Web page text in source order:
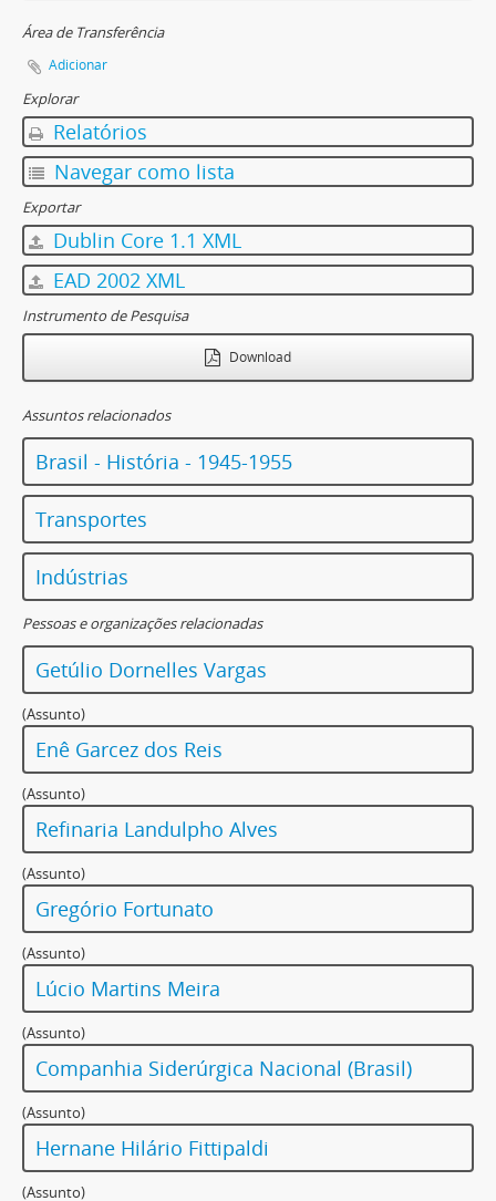
Área de Transferência
Adicionar
Explorar
Relatórios
Navegar como lista
Exportar
Dublin Core 1.1 XML
EAD 2002 XML
Instrumento de Pesquisa
Download
Assuntos relacionados
Brasil - História - 1945-1955
Transportes
Indústrias
Pessoas e organizações relacionadas
Getúlio Dornelles Vargas
(Assunto)
Enê Garcez dos Reis
(Assunto)
Refinaria Landulpho Alves
(Assunto)
Gregório Fortunato
(Assunto)
Lúcio Martins Meira
(Assunto)
Companhia Siderúrgica Nacional (Brasil)
(Assunto)
Hernane Hilário Fittipaldi
(Assunto)